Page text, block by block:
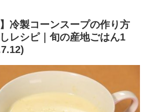
】冷製コーンスープの作り方
しレシピ｜旬の産地ごはん1